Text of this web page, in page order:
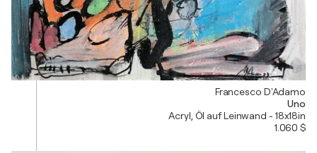
Francesco D'Adamo
Uno
Acryl, Öl auf Leinwand - 18x18in
1.060 $